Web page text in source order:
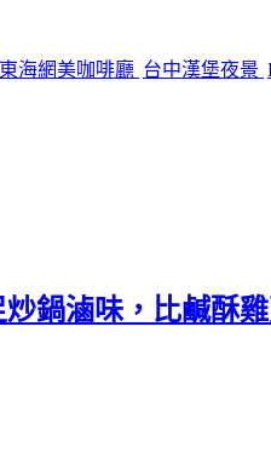
東海網美咖啡廳 台中漢堡夜景
鍋滷味，比鹹酥